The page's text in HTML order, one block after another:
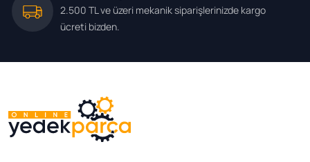
2.500 TL ve üzeri mekanik siparişlerinizde kargo
ücreti bizden.